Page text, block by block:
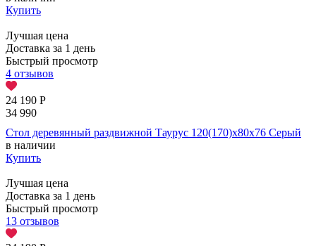
Купить
Лучшая цена
Доставка за 1 день
Быстрый просмотр
4 отзывов
24 190 Р
34 990
Стол деревянный раздвижной Таурус 120(170)х80х76 Серый
в наличии
Купить
Лучшая цена
Доставка за 1 день
Быстрый просмотр
13 отзывов